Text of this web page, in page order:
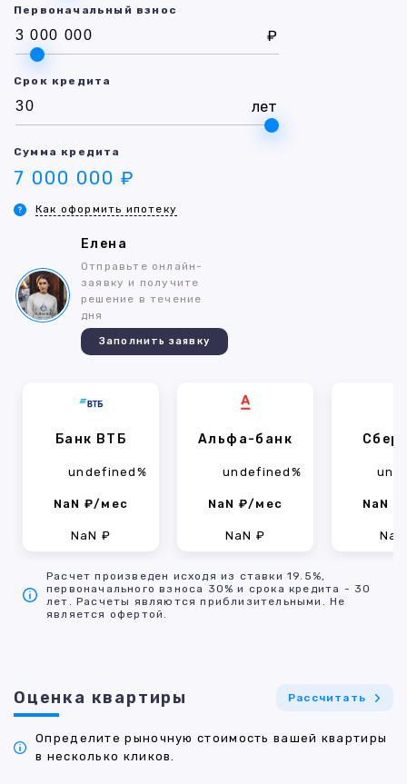
Первоначальный взнос
₽
Срок кредита
лет
Сумма кредита
7 000 000 ₽
Как оформить ипотеку
Елена
Отправьте онлайн-
заявку и получите
решение в течение
дня
Заполнить заявку
Банк ВТБ
undefined%
NaN ₽/мес
NaN ₽
Альфа-банк
undefined%
NaN ₽/мес
NaN ₽
NaN
Расчет произведен исходя из ставки 19.5%,
первоначального взноса 30% и срока кредита - 30
лет. Расчеты являются приблизительными. Не
является офертой.
Оценка квартиры Рассчитать
Определите рыночную стоимость вашей квартиры
в несколько кликов.